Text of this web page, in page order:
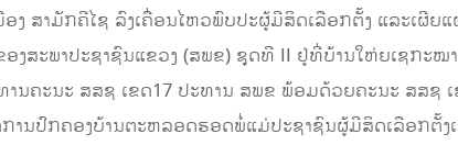
ອງ ສາມັກຄີໄຊ ລົງເຄື່ອນໄຫວພົບປະຜູ້ມີສິດເລືອກຕັ້ງ ແລະເຜີ
ງສະພາປະຊາຊົນແຂວງ (ສພຂ) ຊຸດທີ II ຢູ່ທີ່ບ້ານໃຫ່ຍເຊກະໝ
ນຄະນະ ສສຊ ເຂດ17 ປະທານ ສພຂ ພ້ອມດ້ວຍຄະນະ ສສຊ
ານປົກຄອງບ້ານຕະຫລອດຮອດພໍ່ແມ່ປະຊາຊົນຜູ້ມີສິດເລືອກຕັ້ງ